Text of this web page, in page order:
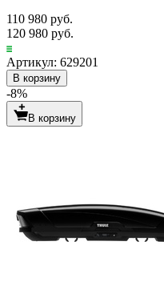
110 980 руб.
120 980 руб.
Артикул: 629201
В корзину
-8%
В корзину